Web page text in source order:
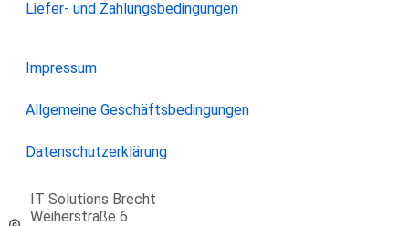
Liefer- und Zahlungsbedingungen
Impressum
Allgemeine Geschäftsbedingungen
Datenschutzerklärung
IT Solutions Brecht
Weiherstraße 6